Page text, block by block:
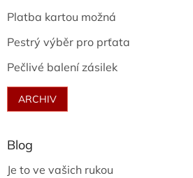
Platba kartou možná
Pestrý výběr pro prťata
Pečlivé balení zásilek
ARCHIV
Blog
Je to ve vašich rukou